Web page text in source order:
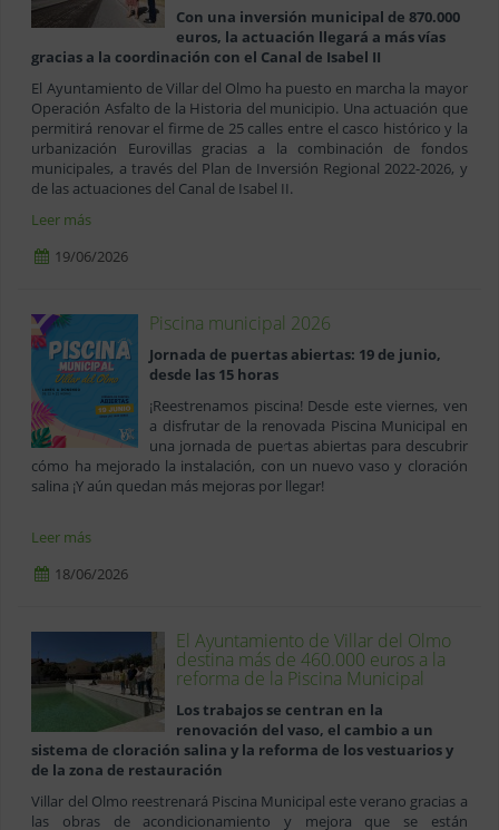
Con una inversión municipal de 870.000
euros, la actuación llegará a más vías
gracias a la coordinación con el Canal de Isabel II
El Ayuntamiento de Villar del Olmo ha puesto en marcha la mayor
Operación Asfalto de la Historia del municipio. Una actuación que
permitirá renovar el firme de 25 calles entre el casco histórico y la
urbanización Eurovillas gracias a la combinación de fondos
municipales, a través del Plan de Inversión Regional 2022-2026, y
de las actuaciones del Canal de Isabel II.
Leer más
19/06/2026
Piscina municipal 2026
Jornada de puertas abiertas: 19 de junio,
desde las 15 horas
¡Reestrenamos piscina! Desde este viernes, ven
a disfrutar de la renovada Piscina Municipal en
una jornada de puertas abiertas para descubrir
cómo ha mejorado la instalación, con un nuevo vaso y cloración
salina ¡Y aún quedan más mejoras por llegar!
Leer más
18/06/2026
El Ayuntamiento de Villar del Olmo
destina más de 460.000 euros a la
reforma de la Piscina Municipal
Los trabajos se centran en la
renovación del vaso, el cambio a un
sistema de cloración salina y la reforma de los vestuarios y
de la zona de restauración
Villar del Olmo reestrenará Piscina Municipal este verano gracias a
las obras de acondicionamiento y mejora que se están